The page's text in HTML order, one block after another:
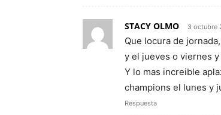
STACY OLMO 3 octubre
Que locura de
y el jueves o viernes
Y lo mas increible
champions el lunes y
Respuesta